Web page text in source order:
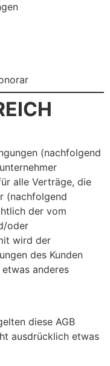
(nachfolgend
alle Verträge, die
(nachfolgend
der vom
oder
wird der
des Kunden
anderes
diese AGB
ausdrücklich etwas